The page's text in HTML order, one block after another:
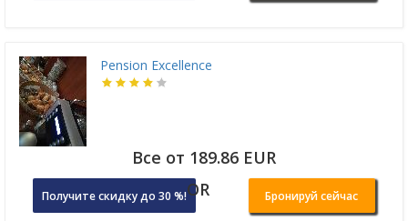
Pension Excellence
Все от 189.86 EUR
Получите скидку до 30 %!OR Бронируй сейчас